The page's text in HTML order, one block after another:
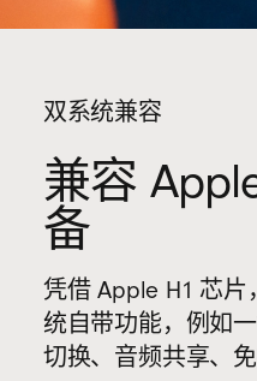
双系统兼容
兼容
备
凭借 Apple H1 芯片
统自带功能，例如
切换、音频共享、